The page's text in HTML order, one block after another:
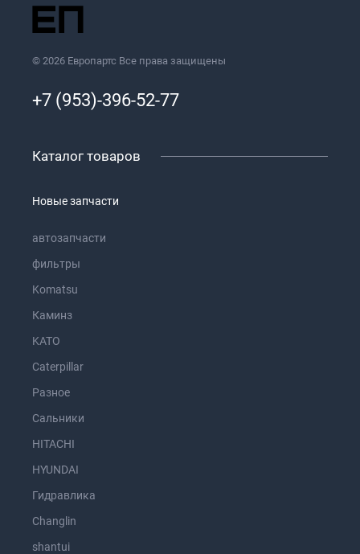
© 2026 Европартс Все права защищены
+7 (953)-396-52-77
Каталог товаров
Новые запчасти
автозапчасти
фильтры
Komatsu
Каминз
KATO
Caterpillar
Разное
Сальники
HITACHI
HYUNDAI
Гидравлика
Changlin
shantui